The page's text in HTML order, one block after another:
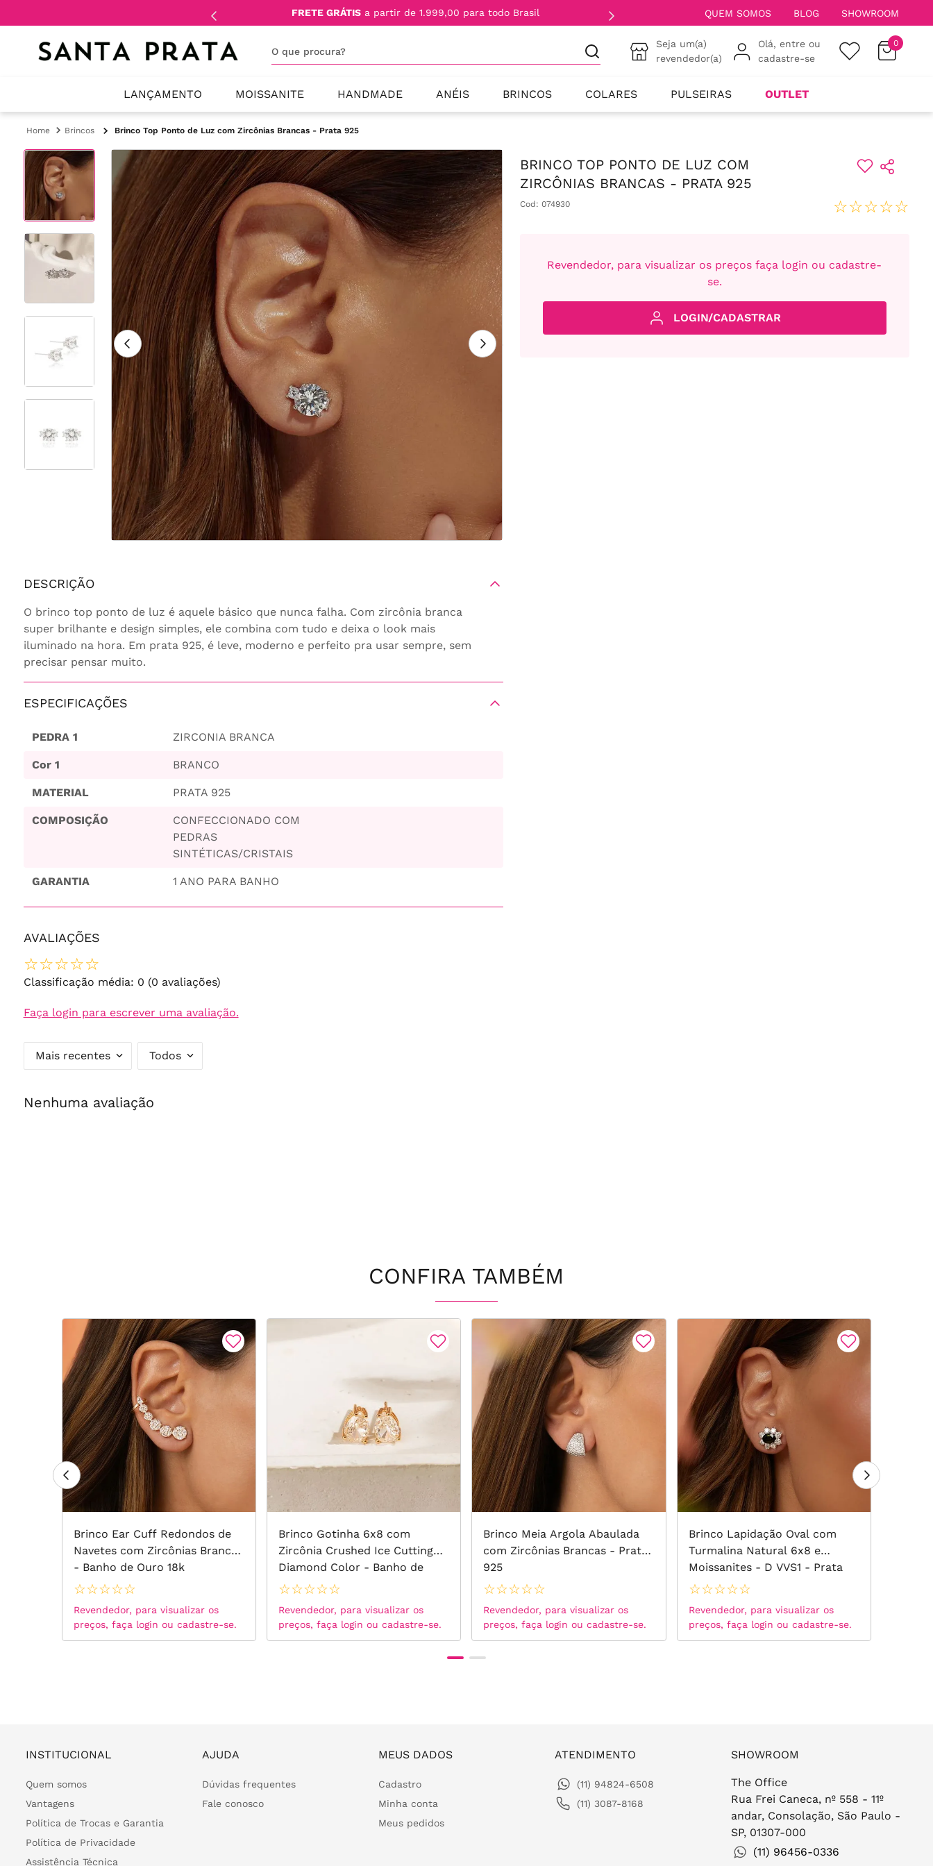
FRETE GRÁTIS a partir de 1.999,00 para todo Brasil QUEM SOMOS BLOG SHOWROOM
Seja um(a)
revendedor(a)
Olá, entre ou
cadastre-se
0
LANÇAMENTO MOISSANITE HANDMADE ANÉIS BRINCOS COLARES PULSEIRAS OUTLET
Brincos Brinco Top Ponto de Luz com Zircônias Brancas - Prata 925
DESCRIÇÃO
O brinco top ponto de luz é aquele básico que nunca falha. Com zircônia branca
super brilhante e design simples, ele combina com tudo e deixa o look mais
iluminado na hora. Em prata 925, é leve, moderno e perfeito pra usar sempre, sem
precisar pensar muito.
ESPECIFICAÇÕES
PEDRA 1 ZIRCONIA BRANCA
Cor 1 BRANCO
MATERIAL PRATA 925
COMPOSIÇÃO
CONFECCIONADO COM
PEDRAS
SINTÉTICAS/CRISTAIS
GARANTIA 1 ANO PARA BANHO
AVALIAÇÕES
☆☆☆☆☆
Classificação média: 0 (0 avaliações)
Faça login para escrever uma avaliação.
Mais recentes Todos
Nenhuma avaliação
BRINCO TOP PONTO DE LUZ COM
ZIRCÔNIAS BRANCAS - PRATA 925
Cod: 074930 ☆☆☆☆☆
Revendedor, para visualizar os preços faça login ou cadastre-
se.
LOGIN/CADASTRAR
CONFIRA TAMBÉM
Brinco Ear Cuff Redondos de
Navetes com Zircônias Brancas
- Banho de Ouro 18k
☆☆☆☆☆
Revendedor, para visualizar os
preços, faça login ou cadastre-se.
Brinco Gotinha 6x8 com
Zircônia Crushed Ice Cutting
Diamond Color - Banho de
Ouro 18k
☆☆☆☆☆
Revendedor, para visualizar os
preços, faça login ou cadastre-se.
Brinco Meia Argola Abaulada
com Zircônias Brancas - Prata
925
☆☆☆☆☆
Revendedor, para visualizar os
preços, faça login ou cadastre-se.
Brinco Lapidação Oval com
Turmalina Natural 6x8 e
Moissanites - D VVS1 - Prata
925
☆☆☆☆☆
Revendedor, para visualizar os
preços, faça login ou cadastre-se.
INSTITUCIONAL
Quem somos
Vantagens
Política de Trocas e Garantia
Política de Privacidade
Assistência Técnica
AJUDA
Dúvidas frequentes
Fale conosco
MEUS DADOS
Cadastro
Minha conta
Meus pedidos
ATENDIMENTO
(11) 94824-6508
(11) 3087-8168
SHOWROOM
The Office
Rua Frei Caneca, nº 558 - 11º
andar, Consolação, São Paulo -
SP, 01307-000
(11) 96456-0336